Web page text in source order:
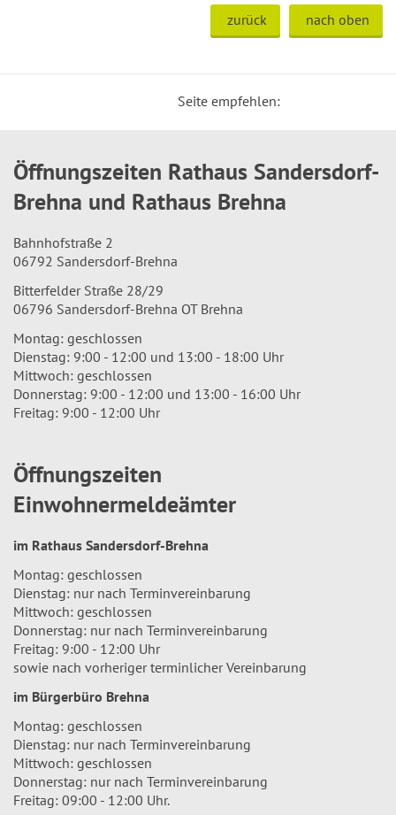
zurück nach oben
Seite empfehlen:
Öffnungszeiten Rathaus Sandersdorf-
Brehna und Rathaus Brehna
Bahnhofstraße 2
06792 Sandersdorf-Brehna
Bitterfelder Straße 28/29
06796 Sandersdorf-Brehna OT Brehna
Montag: geschlossen
Dienstag: 9:00 - 12:00 und 13:00 - 18:00 Uhr
Mittwoch: geschlossen
Donnerstag: 9:00 - 12:00 und 13:00 - 16:00 Uhr
Freitag: 9:00 - 12:00 Uhr
Öffnungszeiten
Einwohnermeldeämter
im Rathaus Sandersdorf-Brehna
Montag: geschlossen
Dienstag: nur nach Terminvereinbarung
Mittwoch: geschlossen
Donnerstag: nur nach Terminvereinbarung
Freitag: 9:00 - 12:00 Uhr
sowie nach vorheriger terminlicher Vereinbarung
im Bürgerbüro Brehna
Montag: geschlossen
Dienstag: nur nach Terminvereinbarung
Mittwoch: geschlossen
Donnerstag: nur nach Terminvereinbarung
Freitag: 09:00 - 12:00 Uhr.